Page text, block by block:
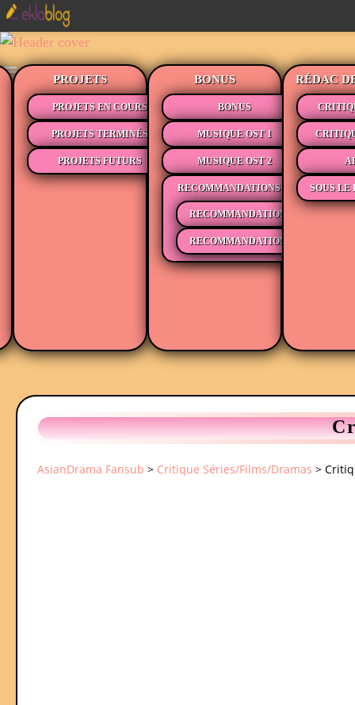
PROJETS
PROJETS EN COURS
PROJETS TERMINÉS
PROJETS FUTURS
BONUS
BONUS
MUSIQUE OST 1
MUSIQUE OST 2
RECOMMANDATIONS
RECOMMANDATIONS MÉDIAS
RECOMMANDATIONS LECTURE
RÉDAC
SOUS
AsianDrama Fansub > Critique Séries/Films/Dramas >